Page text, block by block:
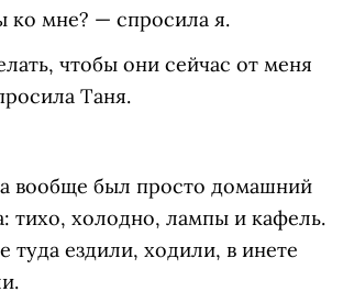
мне? — спросила я.
чтобы они сейчас от меня
Таня.
вообще был просто домашний
тихо, холодно, лампы и кафель.
туда ездили, ходили, в инете